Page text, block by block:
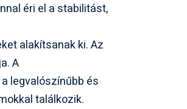
éri el a stabilitást,
alakítsanak ki. Az
A
legvalószínűbb és
találkozik.